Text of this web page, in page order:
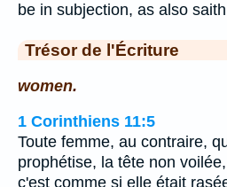
be in subjection, as also
Trésor de l'Écriture
women.
1 Corinthiens 11:5
Toute femme, au contraire,
prophétise, la tête non
c'est comme si elle était